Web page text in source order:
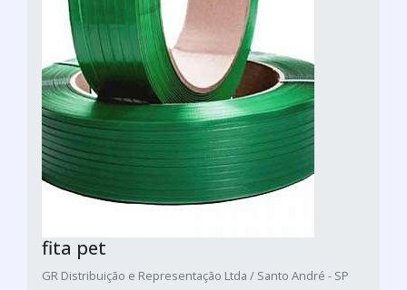
fita pet
GR Distribuição e Representação Ltda / Santo André - SP